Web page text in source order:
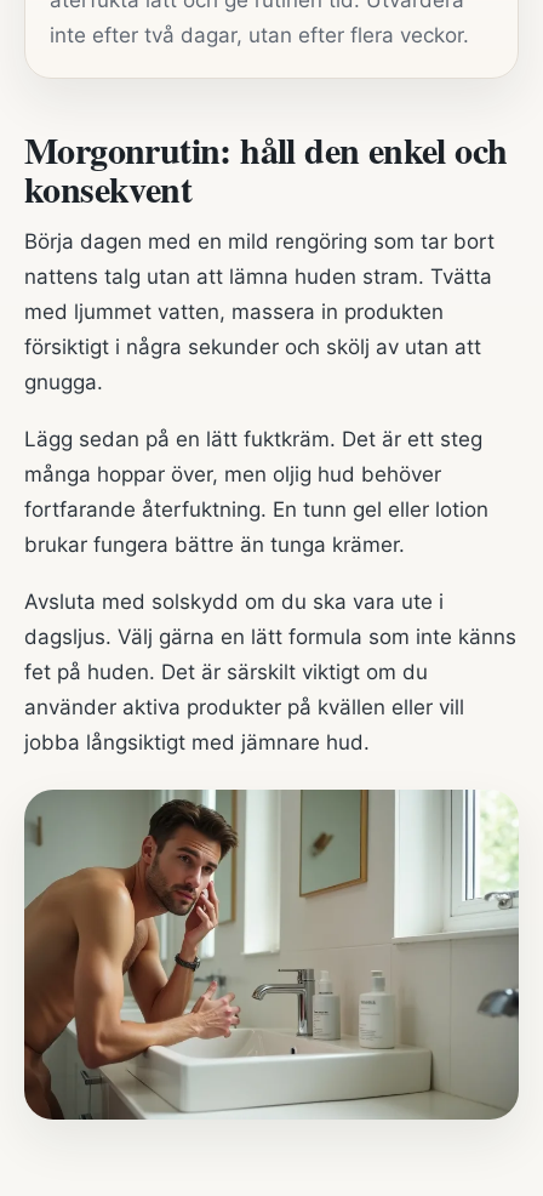
inte efter två dagar, utan efter flera veckor.
Morgonrutin: håll den enkel och
konsekvent
Börja dagen med en mild rengöring som tar bort
nattens talg utan att lämna huden stram. Tvätta
med ljummet vatten, massera in produkten
försiktigt i några sekunder och skölj av utan att
gnugga.
Lägg sedan på en lätt fuktkräm. Det är ett steg
många hoppar över, men oljig hud behöver
fortfarande återfuktning. En tunn gel eller lotion
brukar fungera bättre än tunga krämer.
Avsluta med solskydd om du ska vara ute i
dagsljus. Välj gärna en lätt formula som inte känns
fet på huden. Det är särskilt viktigt om du
använder aktiva produkter på kvällen eller vill
jobba långsiktigt med jämnare hud.